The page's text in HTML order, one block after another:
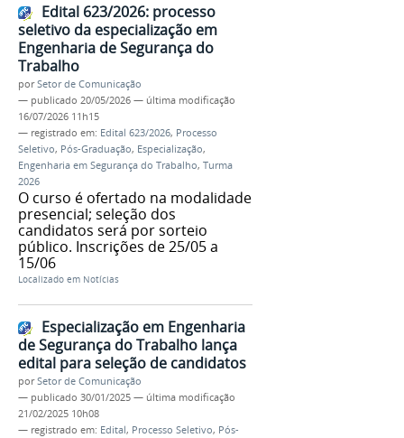
Edital 623/2026: processo
seletivo da especialização em
Engenharia de Segurança do
Trabalho
porSetor de Comunicação
— publicado 20/05/2026 — última modificação
16/07/2026 11h15
— registrado em: Edital 623/2026, Processo
Seletivo, Pós-Graduação, Especialização,
Engenharia em Segurança do Trabalho, Turma
2026
O curso é ofertado na modalidade
presencial; seleção dos
candidatos será por sorteio
público. Inscrições de 25/05 a
15/06
Localizado em Notícias
Especialização em Engenharia
de Segurança do Trabalho lança
edital para seleção de candidatos
porSetor de Comunicação
— publicado 30/01/2025 — última modificação
21/02/2025 10h08
— registrado em: Edital, Processo Seletivo, Pós-